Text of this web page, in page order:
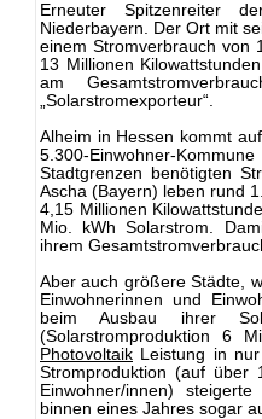
Erneuter Spitzenreiter
Niederbayern. Der Ort mit
einem Stromverbrauch von
13 Millionen
am
„Solarstromexporteur“.
Alheim in Hessen kommt
5.300-Einwohner-
Stadtgrenzen benötigten
Ascha (Bayern) leben rund
4,15 Millionen
Mio. kWh Solarstrom.
ihrem
Aber auch größere Städte,
Einwohnerinnen und
beim Ausbau ihrer
(Solarstromproduktion 6
Photovoltaik Leistung in
Stromproduktion (auf über
Einwohner/innen)
binnen eines Jahres sogar